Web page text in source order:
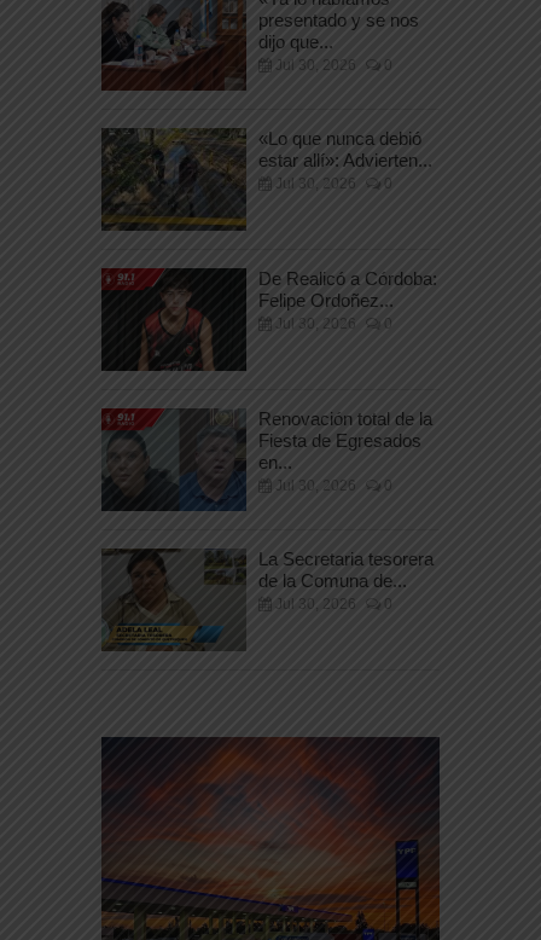
presentado y se nos
dijo que...
Jul 30, 2026 0
«Lo que nunca debió
estar allí»: Advierten...
Jul 30, 2026 0
De Realicó a Córdoba:
Felipe Ordoñez...
Jul 30, 2026 0
Renovación total de la
Fiesta de Egresados
en...
Jul 30, 2026 0
La Secretaria tesorera
de la Comuna de...
Jul 30, 2026 0